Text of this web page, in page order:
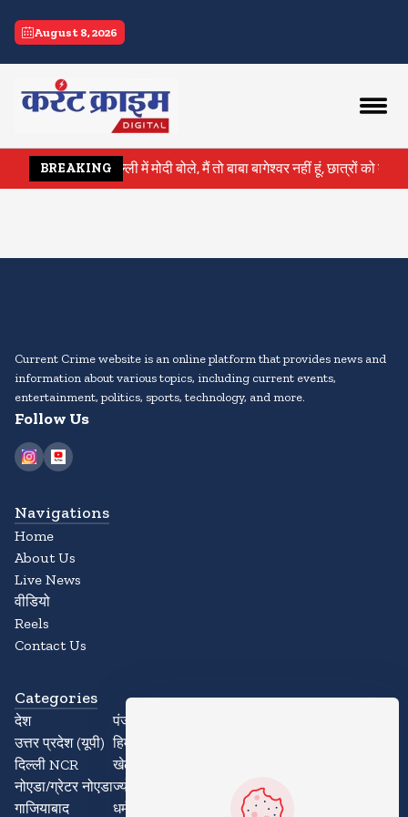
August 8, 2026
BREAKINGIIT दिल्ली में मोदी बोले, मैं तो बाबा बागेश्वर नहीं हूं, छात्रों को दी
Current Crime website is an online platform that provides news and
information about various topics, including current events,
entertainment, politics, sports, technology, and more.
Follow Us
Navigations
Home
About Us
Live News
वीडियो
Reels
Contact Us
Categories
देश
उत्तर प्रदेश (यूपी)
दिल्ली NCR
नोएडा/ग्रेटर नोएडा
गाजियाबाद
पंजाब
हिमाचल प्रदेश
खेल
ज्योतिष
धर्म